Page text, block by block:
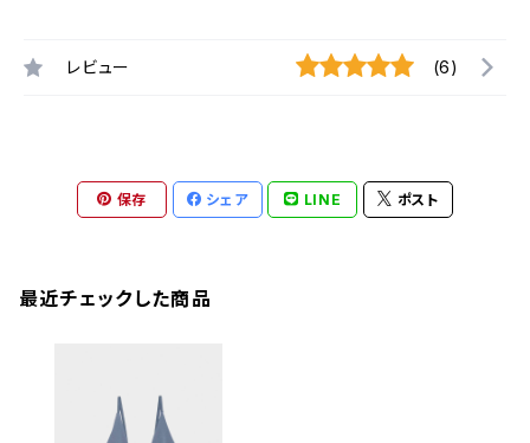
レビュー (6)
保存 シェア LINE ポスト
最近チェックした商品